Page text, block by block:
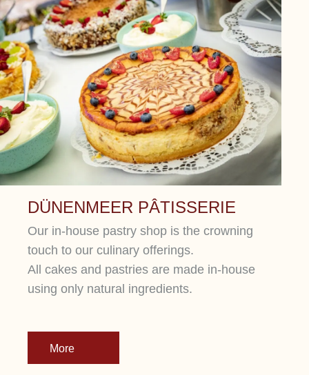
DÜNENMEER PÂTISSERIE
Our in-house pastry shop is the crowning
touch to our culinary offerings.
All cakes and pastries are made in-house
using only natural ingredients.
More